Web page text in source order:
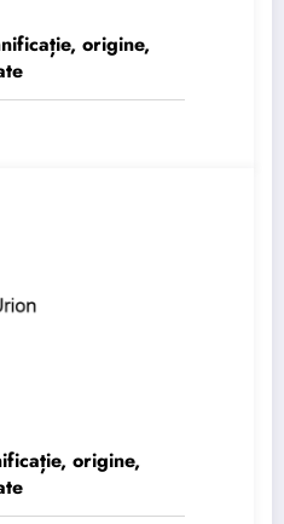
origine,
origine,